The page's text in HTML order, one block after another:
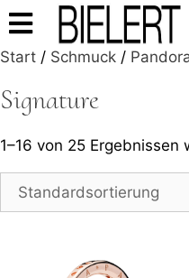
Start / Schmuck /
Signature
1–16 von 25 Ergebnissen